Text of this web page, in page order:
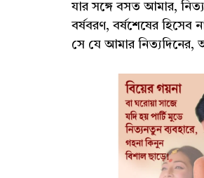
যার সঙ্গে বসত আমার,
বর্ষবরণ, বর্ষশেষের হিসেব
সে যে আমার নিত্যদিনের,